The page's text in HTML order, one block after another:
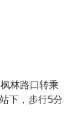
林路口转乘
下，步行5分